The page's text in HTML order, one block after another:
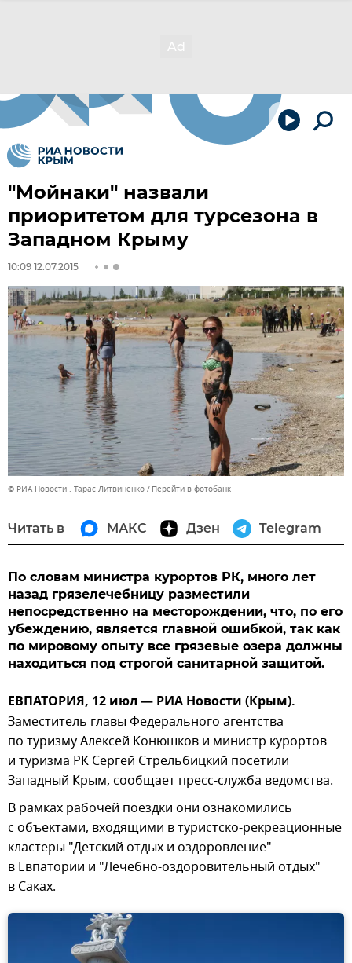
"Мойнаки" назвали
приоритетом для турсезона в
Западном Крыму
10:09 12.07.2015
© РИА Новости . Тарас Литвиненко Перейти в фотобанк
Читать в МАКС Дзен Telegram
По словам министра курортов РК, много лет
назад грязелечебницу разместили
непосредственно на месторождении, что, по его
убеждению, является главной ошибкой, так как
по мировому опыту все грязевые озера должны
находиться под строгой санитарной защитой.
ЕВПАТОРИЯ, 12 июл — РИА Новости (Крым).
Заместитель главы Федерального агентства
по туризму Алексей Конюшков и министр курортов
и туризма РК Сергей Стрельбицкий посетили
Западный Крым, сообщает пресс-служба ведомства.
В рамках рабочей поездки они ознакомились
с объектами, входящими в туристско-рекреационные
кластеры "Детский отдых и оздоровление"
в Евпатории и "Лечебно-оздоровительный отдых"
в Саках.